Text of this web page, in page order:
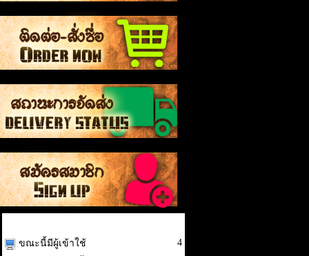
ขณะนี้มีผู้เข้าใช้
4